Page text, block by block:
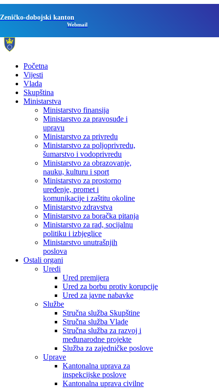
Zeničko-dobojski kanton
Webmail
Početna
Vijesti
Vlada
Skupština
Ministarstva
Ministarstvo finansija
Ministarstvo za pravosuđe i
upravu
Ministarstvo za privredu
Ministarstvo za poljoprivredu,
šumarstvo i vodoprivredu
Ministarstvo za obrazovanje,
nauku, kulturu i sport
Ministarstvo za prostorno
uređenje, promet i
komunikacije i zaštitu okoline
Ministarstvo zdravstva
Ministarstvo za boračka pitanja
Ministarstvo za rad, socijalnu
politiku i izbjeglice
Ministarstvo unutrašnjih
poslova
Ostali organi
Uredi
Ured premijera
Ured za borbu protiv korupcije
Ured za javne nabavke
Službe
Stručna služba Skupštine
Stručna služba Vlade
Stručna služba za razvoj i
međunarodne projekte
Služba za zajedničke poslove
Uprave
Kantonalna uprava za
inspekcijske poslove
Kantonalna uprava civilne